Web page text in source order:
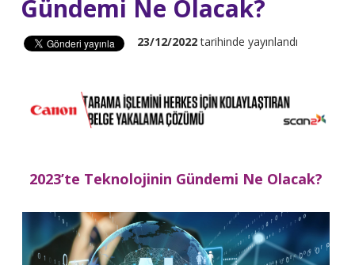
Gündemi Ne Olacak?
23/12/2022tarihinde yayınlandı
2023’te Teknolojinin Gündemi Ne Olacak?